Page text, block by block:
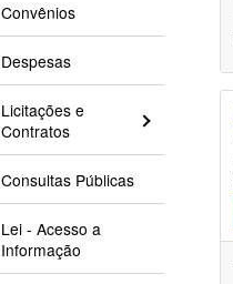
Convênios
Despesas
Licitações e
Contratos
Consultas Públicas
Lei - Acesso a
Informação